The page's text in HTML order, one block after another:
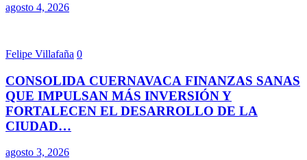
agosto 4, 2026
Felipe Villafaña 0
CONSOLIDA CUERNAVACA FINANZAS SANAS
QUE IMPULSAN MÁS INVERSIÓN Y
FORTALECEN EL DESARROLLO DE LA
CIUDAD…
agosto 3, 2026